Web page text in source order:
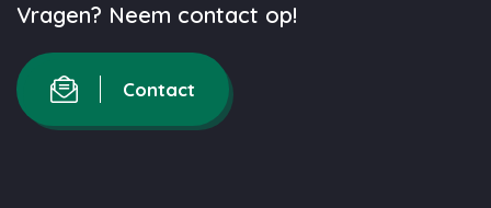
Vragen? Neem contact op!
Contact